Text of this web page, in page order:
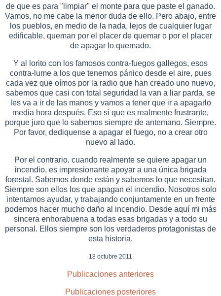
de que es para "limpiar" el monte para que paste el ganado.
Vamos, no me cabe la menor duda de ello. Pero abajo, entre
los pueblos, en medio de la nada, lejos de cualquier lugar
edificable, queman por el placer de quemar o por el placer
de apagar lo quemado.
Y al lorito con los famosos contra-fuegos gallegos, esos
contra-lume a los que tenemos pánico desde el aire, pues
cada vez que oímos por la radio que han creado uno nuevo,
sabemos que casi con total seguridad la van a liar parda, se
les va a ir de las manos y vamos a tener que ir a apagarlo
media hora después. Eso si que es realmente frustrante,
porque juro que lo sabemos siempre de antemano. Siempre.
Por favor, dediquense a apagar el fuego, no a crear otro
nuevo al lado.
Por el contrario, cuando realmente se quiere apagar un
incendio, es impresionante apoyar a una única brigada
forestal. Sabemos donde están y sabemos lo que necesitan.
Siempre son ellos los que apagan el incendio. Nosotros solo
intentamos ayudar, y trabajando conjuntamente en un frente
podemos hacer mucho daño al incendio. Desde aquí mi más
sincera enhorabuena a todas esas brigadas y a todo su
personal. Ellos siempre son los verdaderos protagonistas de
esta historia.
18 octubre 2011
Publicaciones anteriores
Publicaciones posteriores